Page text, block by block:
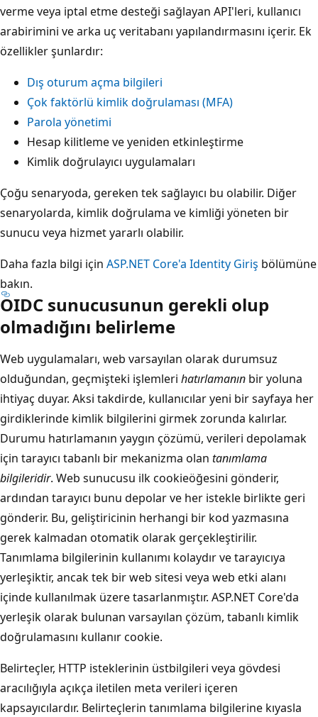
verme veya iptal etme desteği sağlayan API'leri, kullanıcı
arabirimini ve arka uç veritabanı yapılandırmasını içerir. Ek
özellikler şunlardır:
Dış oturum açma bilgileri
Çok faktörlü kimlik doğrulaması (MFA)
Parola yönetimi
Hesap kilitleme ve yeniden etkinleştirme
Kimlik doğrulayıcı uygulamaları
Çoğu senaryoda, gereken tek sağlayıcı bu olabilir. Diğer
senaryolarda, kimlik doğrulama ve kimliği yöneten bir
sunucu veya hizmet yararlı olabilir.
Daha fazla bilgi için ASP.NET Core'a Identity Giriş bölümüne
bakın.
OIDC sunucusunun gerekli olup
olmadığını belirleme
Web uygulamaları, web varsayılan olarak durumsuz
olduğundan, geçmişteki işlemleri hatırlamanın bir yoluna
ihtiyaç duyar. Aksi takdirde, kullanıcılar yeni bir sayfaya her
girdiklerinde kimlik bilgilerini girmek zorunda kalırlar.
Durumu hatırlamanın yaygın çözümü, verileri depolamak
için tarayıcı tabanlı bir mekanizma olan tanımlama
bilgileridir. Web sunucusu ilk cookieöğesini gönderir,
ardından tarayıcı bunu depolar ve her istekle birlikte geri
gönderir. Bu, geliştiricinin herhangi bir kod yazmasına
gerek kalmadan otomatik olarak gerçekleştirilir.
Tanımlama bilgilerinin kullanımı kolaydır ve tarayıcıya
yerleşiktir, ancak tek bir web sitesi veya web etki alanı
içinde kullanılmak üzere tasarlanmıştır. ASP.NET Core'da
yerleşik olarak bulunan varsayılan çözüm, tabanlı kimlik
doğrulamasını kullanır cookie.
Belirteçler, HTTP isteklerinin üstbilgileri veya gövdesi
aracılığıyla açıkça iletilen meta verileri içeren
kapsayıcılardır. Belirteçlerin tanımlama bilgilerine kıyasla